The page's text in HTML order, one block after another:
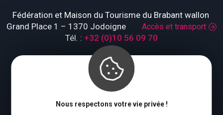
Nous respectons votre vie privée !
Fédération et Maison du Tourisme du Brabant wallon
Grand Place 1 – 1370 Jodoigne Accès et transport
Tél. : +32 (0)10 56 09 70
Lundi : fermé
Mardi à jeudi : 09:00 – 17:00
Vendredi à dimanche : 10:00 – 18:00
Qui sommes-nous ?